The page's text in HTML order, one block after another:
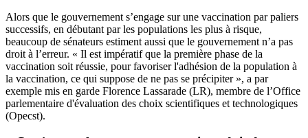
Alors que le gouvernement s’engage sur une vaccination par paliers
successifs, en débutant par les populations les plus à risque,
beaucoup de sénateurs estiment aussi que le gouvernement n’a pas
droit à l’erreur. « Il est impératif que la première phase de la
vaccination soit réussie, pour favoriser l'adhésion de la population à
la vaccination, ce qui suppose de ne pas se précipiter », a par
exemple mis en garde Florence Lassarade (LR), membre de l’Office
parlementaire d'évaluation des choix scientifiques et technologiques
(Opecst).